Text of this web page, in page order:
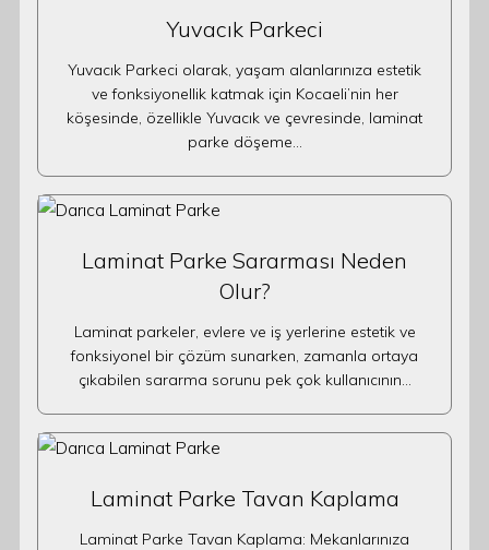
Yuvacık Parkeci
Yuvacık Parkeci olarak, yaşam alanlarınıza estetik
ve fonksiyonellik katmak için Kocaeli’nin her
köşesinde, özellikle Yuvacık ve çevresinde, laminat
parke döşeme…
Laminat Parke Sararması Neden
Olur?
Laminat parkeler, evlere ve iş yerlerine estetik ve
fonksiyonel bir çözüm sunarken, zamanla ortaya
çıkabilen sararma sorunu pek çok kullanıcının…
Laminat Parke Tavan Kaplama
Laminat Parke Tavan Kaplama: Mekanlarınıza